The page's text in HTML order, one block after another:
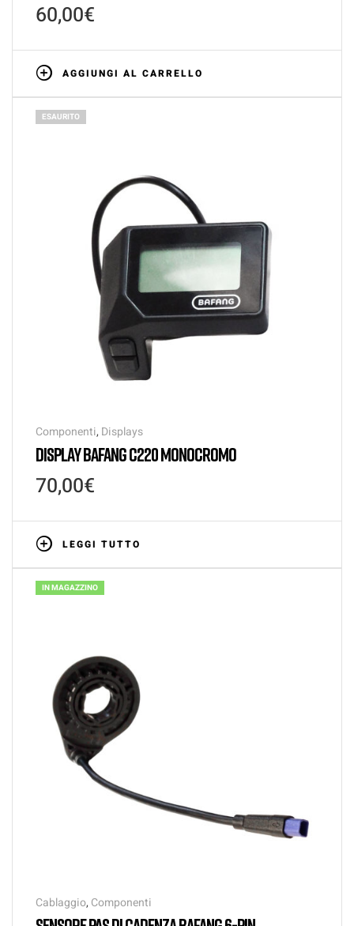
60,00€
AGGIUNGI AL CARRELLO
ESAURITO
Componenti, Displays
DISPLAY BAFANG C220 MONOCROMO
70,00€
LEGGI TUTTO
IN MAGAZZINO
Cablaggio, Componenti